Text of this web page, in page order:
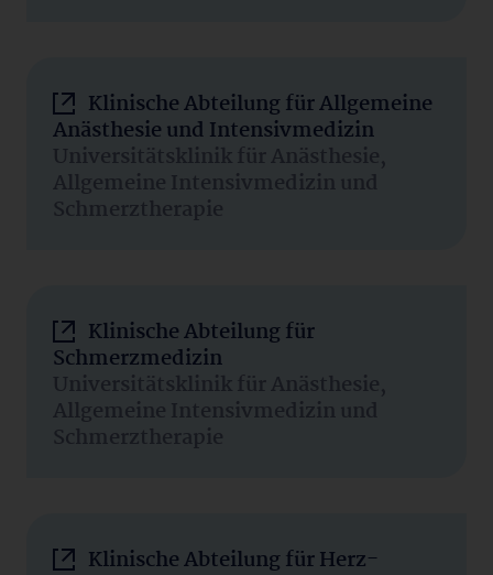
Klinische Abteilung für Allgemeine
Anästhesie und Intensivmedizin
Universitätsklinik für Anästhesie,
Allgemeine Intensivmedizin und
Schmerztherapie
Klinische Abteilung für
Schmerzmedizin
Universitätsklinik für Anästhesie,
Allgemeine Intensivmedizin und
Schmerztherapie
Klinische Abteilung für Herz-